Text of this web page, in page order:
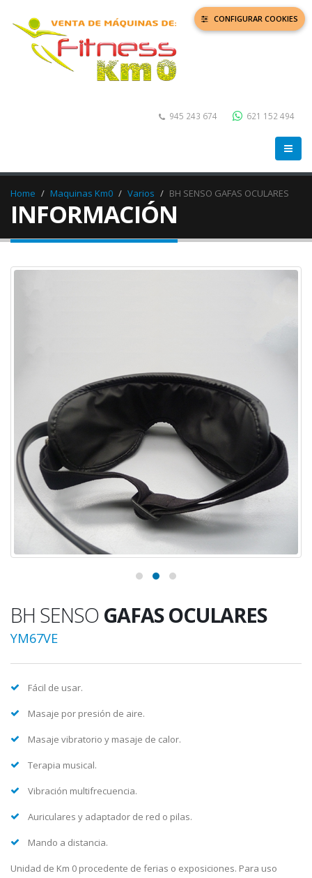
CONFIGURAR COOKIES
945 243 674 621 152 494
Home Maquinas Km0 Varios BH SENSO GAFAS OCULARES
INFORMACIÓN
BH SENSO GAFAS OCULARES
YM67VE
Fácil de usar.
Masaje por presión de aire.
Masaje vibratorio y masaje de calor.
Terapia musical.
Vibración multifrecuencia.
Auriculares y adaptador de red o pilas.
Mando a distancia.
Unidad de Km 0 procedente de ferias o exposiciones. Para uso